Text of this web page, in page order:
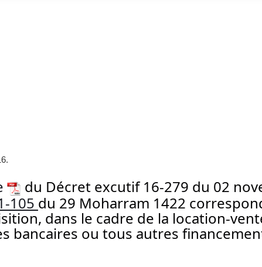
du Décret excutif 16-279 du 02
105 du 29 Moharram 1422
dans le cadre de la location-
bancaires ou tous autres